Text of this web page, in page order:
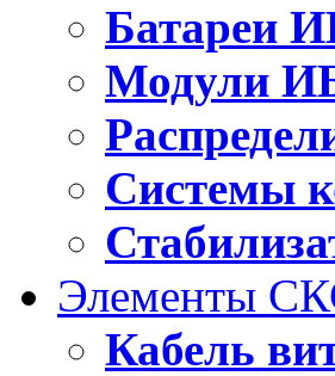
Батареи
Модули
Системы
Элементы
Кабель